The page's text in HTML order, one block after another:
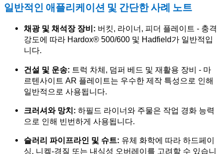
일반적인 애플리케이션 및 간단한 사례 노트
채광 및 채석장 장비: 버킷, 라이너, 피더 플레이트 - 충격
강도에 따라 Hardox® 500/600 및 Hadfield가 일반적입
니다.
건설 및 운송: 트럭 차체, 덤퍼 베드 및 재활용 장비 - 마
르텐사이트 AR 플레이트는 우수한 제작 특성으로 인해
일반적으로 사용됩니다.
크러셔와 망치: 하필드 라이너와 주물은 작업 경화 능력
으로 인해 빈번하게 사용됩니다.
슬러리 파이프라인 및 슈트: 유체 화학에 따라 하드페이
싱, 니켈-경질 또는 내식성 오버레이를 고려할 수 있습니